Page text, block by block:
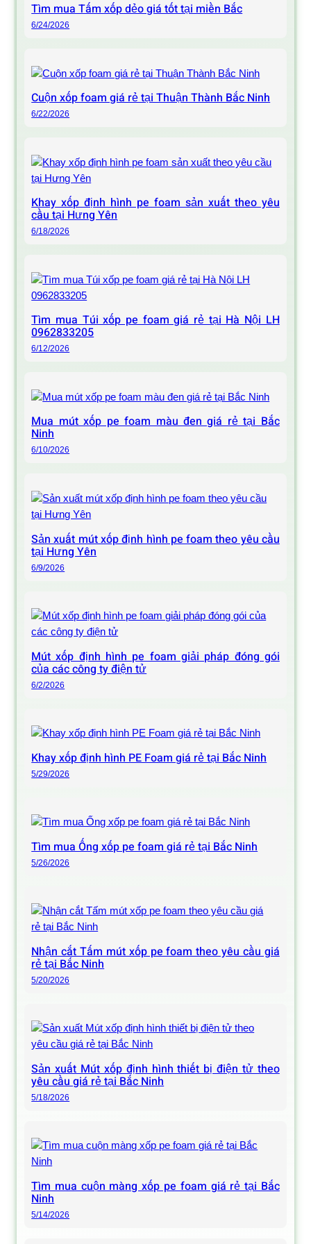
Tìm mua Tấm xốp dẻo giá tốt tại miền Bắc
6/24/2026
Cuộn xốp foam giá rẻ tại Thuận Thành Bắc Ninh
6/22/2026
Khay xốp định hình pe foam sản xuất theo yêu
cầu tại Hưng Yên
6/18/2026
Tìm mua Túi xốp pe foam giá rẻ tại Hà Nội LH
0962833205
6/12/2026
Mua mút xốp pe foam màu đen giá rẻ tại Bắc
Ninh
6/10/2026
Sản xuất mút xốp định hình pe foam theo yêu cầu
tại Hưng Yên
6/9/2026
Mút xốp định hình pe foam giải pháp đóng gói
của các công ty điện tử
6/2/2026
Khay xốp định hình PE Foam giá rẻ tại Bắc Ninh
5/29/2026
Tìm mua Ống xốp pe foam giá rẻ tại Bắc Ninh
5/26/2026
Nhận cắt Tấm mút xốp pe foam theo yêu cầu giá
rẻ tại Bắc Ninh
5/20/2026
Sản xuất Mút xốp định hình thiết bị điện tử theo
yêu cầu giá rẻ tại Bắc Ninh
5/18/2026
Tìm mua cuộn màng xốp pe foam giá rẻ tại Bắc
Ninh
5/14/2026